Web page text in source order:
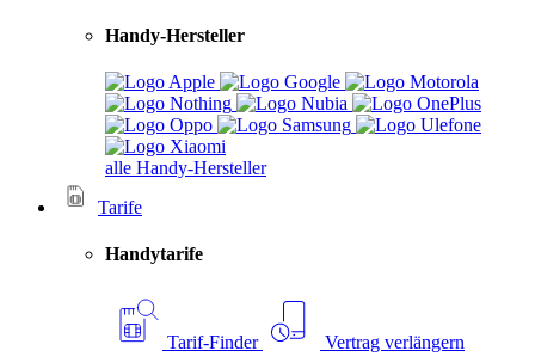
Handy-Hersteller
alle Handy-Hersteller
Tarife
Handytarife
Tarif-Finder Vertrag verlängern